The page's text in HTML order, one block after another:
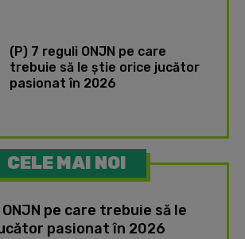
(P) 7 reguli ONJN pe care
trebuie să le știe orice jucător
pasionat în 2026
CELE MAI NOI
pe care trebuie să le
pasionat în 2026